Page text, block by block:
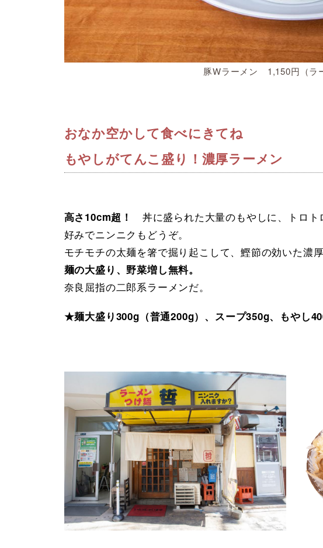
豚Wラーメン 1,150円（ラ
おなか空かして食べにきてね
もやしがてんこ盛り！濃厚ラーメン
高さ10cm超！
丼に盛られた大量のもやしに、トロト
好みでニンニクもどうぞ。
モチモチの太麺を箸で掘り起こして、鰹節の効いた濃
麺の大盛り、野菜増し無料。
奈良屈指の二郎系ラーメンだ。
★麺大盛り300g（普通200g）、スープ350g、もやし